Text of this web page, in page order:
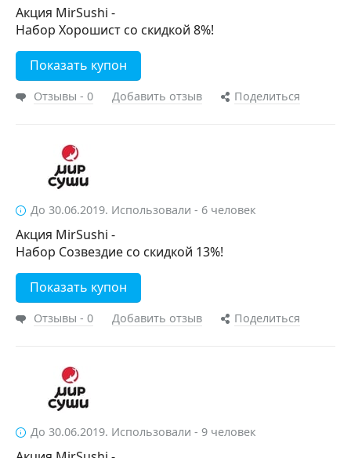
Акция MirSushi -
Набор Хорошист со скидкой 8%!
Показать купон
Отзывы - 0 Добавить отзыв Поделиться
До 30.06.2019. Использовали - 6 человек
Акция MirSushi -
Набор Созвездие со скидкой 13%!
Показать купон
Отзывы - 0 Добавить отзыв Поделиться
До 30.06.2019. Использовали - 9 человек